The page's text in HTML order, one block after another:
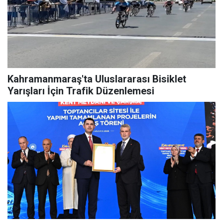
Kahramanmaraş'ta Uluslararası Bisiklet
Yarışları İçin Trafik Düzenlemesi